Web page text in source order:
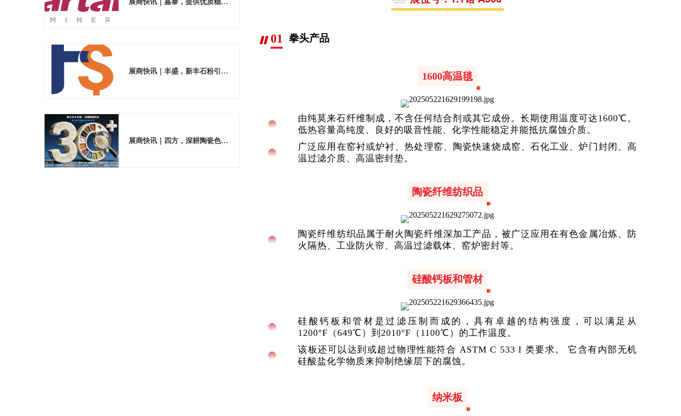
展商快讯｜嘉泰，提供优质稳定的陶瓷原料
展商快讯｜丰盛，新丰石粉引领材料绿色发展
展商快讯｜四方，深耕陶瓷色料研发
01 拳头产品
1600高温毯
由纯莫来石纤维制成，不含任何结合剂或其它成份。长期使用温度可达1600℃。
低热容量高纯度、良好的吸音性能、化学性能稳定并能抵抗腐蚀介质。
广泛应用在窑衬或炉衬、热处理窑、陶瓷快速烧成窑、石化工业、炉门封闭、高
温过滤介质、高温密封垫。
陶瓷纤维纺织品
陶瓷纤维纺织品属于耐火陶瓷纤维深加工产品，被广泛应用在有色金属冶炼、防
火隔热、工业防火帘、高温过滤载体、窑炉密封等。
硅酸钙板和管材
硅酸钙板和管材是过滤压制而成的，具有卓越的结构强度，可以满足从
1200°F（649℃）到2010°F（1100℃）的工作温度。
该板还可以达到或超过物理性能符合 ASTM C 533 I 类要求。 它含有内部无机
硅酸盐化学物质来抑制绝缘层下的腐蚀。
纳米板